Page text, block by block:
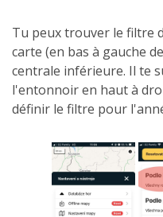
Tu peux trouver le filtre
carte (en bas à gauche
centrale inférieure. Il te
l'entonnoir en haut à
définir le filtre pour